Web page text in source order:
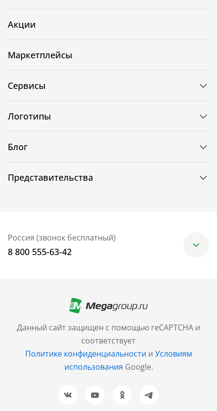
Данный сайт защищен с помощью reCAPTCHA и
соответствует
Политике конфиденциальности и Условиям
использования Google.
Акции
Маркетплейсы
Сервисы
Логотипы
Блог
Представительства
Россия (звонок бесплатный)
8 800 555-63-42
+7 (499) 705-30-10
Санкт-Петербург
+7 (812) 600-77-33
Барнаул
+7 (961) 999-93-93
Новосибирск